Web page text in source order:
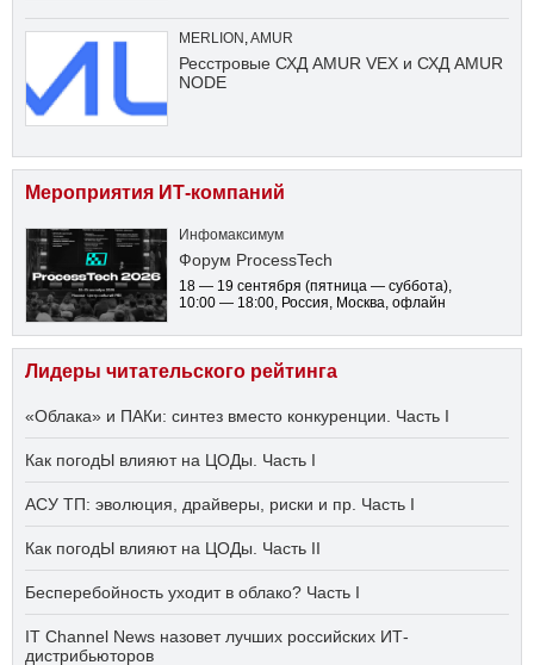
MERLION ,AMUR
Ресстровые СХД AMUR VEX и СХД AMUR
NODE
Мероприятия ИТ-компаний
Инфомаксимум
Форум ProcessTech
18 — 19 сентября (пятница — суббота),
10:00 — 18:00, Россия, Москва, офлайн
Лидеры читательского рейтинга
«Облака» и ПАКи: синтез вместо конкуренции. Часть I
Как погодЫ влияют на ЦОДы. Часть I
АСУ ТП: эволюция, драйверы, риски и пр. Часть I
Как погодЫ влияют на ЦОДы. Часть II
Бесперебойность уходит в облако? Часть I
IT Channel News назовет лучших российских ИТ-
дистрибьюторов